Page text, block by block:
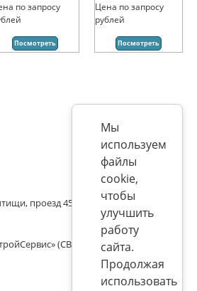
по запросу
Посмотреть
Цена по запросу
рублей
Посмотреть
проезд 4536 владение 8, стр.10
(СВК)
Мы
используем
файлы
cookie,
чтобы
улучшить
работу
сайта.
Продолжая
использовать